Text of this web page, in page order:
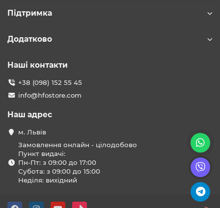
Підтримка
Додатково
Наші контакти
+38 (098) 152 55 45
info@hfostore.com
Наш адрес
м. Львів
Замовлення онлайн - цілодобово
Пункт видачі:
Пн-Пт: з 09:00 до 17:00
Субота: з 09:00 до 15:00
Неділя: вихідний